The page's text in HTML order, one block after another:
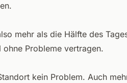
mehr als die Hälfte des
Probleme vertragen.
kein Problem. Auch